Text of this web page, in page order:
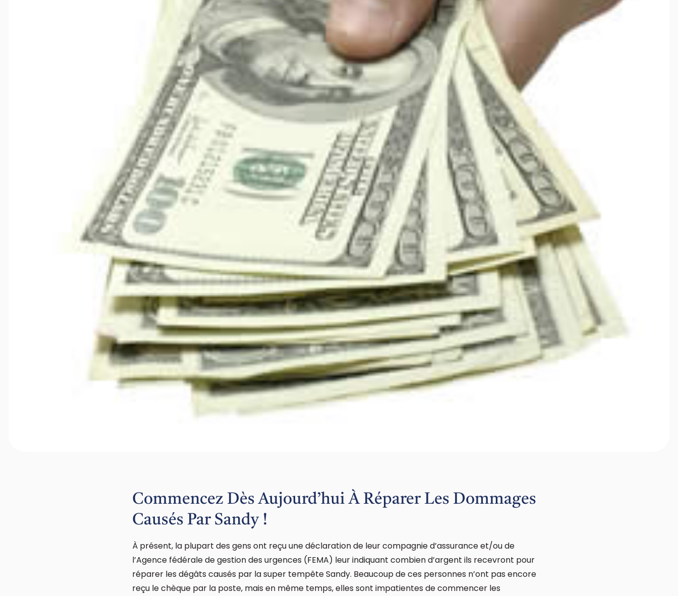
Commencez Dès Aujourd’hui À Réparer Les Dommages
Causés Par Sandy !
À présent, la plupart des gens ont reçu une déclaration de leur compagnie d’assurance et/ou de
l’Agence fédérale de gestion des urgences (FEMA) leur indiquant combien d’argent ils recevront pour
réparer les dégâts causés par la super tempête Sandy. Beaucoup de ces personnes n’ont pas encore
reçu le chèque par la poste, mais en même temps, elles sont impatientes de commencer les